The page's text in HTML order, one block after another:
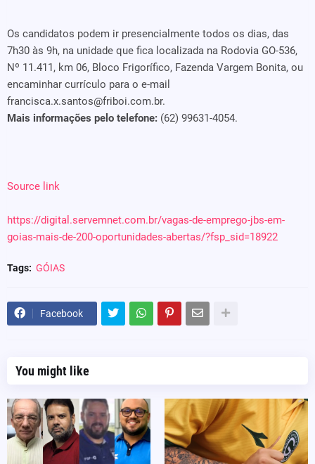
Os candidatos podem ir presencialmente todos os dias, das
7h30 às 9h, na unidade que fica localizada na Rodovia GO-536,
Nº 11.411, km 06, Bloco Frigorífico, Fazenda Vargem Bonita, ou
encaminhar currículo para o e-mail
francisca.x.santos@friboi.com.br.
Mais informações pelo telefone: (62) 99631-4054.
Source link
https://digital.servemnet.com.br/vagas-de-emprego-jbs-em-
goias-mais-de-200-oportunidades-abertas/?fsp_sid=18922
Tags: GÓIAS
Facebook
You might like